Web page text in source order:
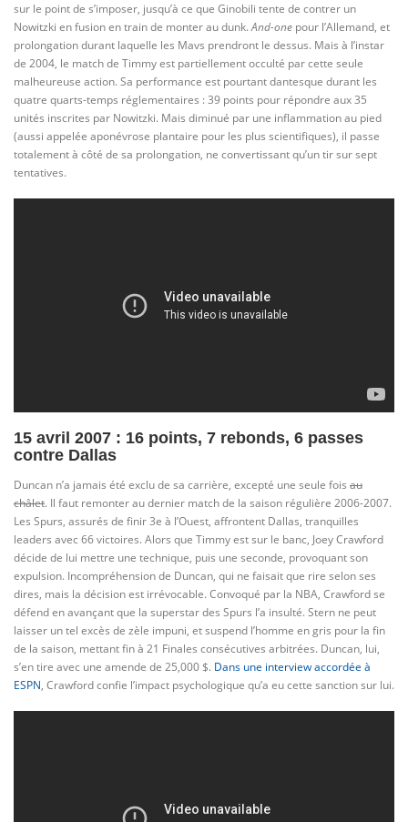
sur le point de s’imposer, jusqu’à ce que Ginobili tente de contrer un
Nowitzki en fusion en train de monter au dunk.And-one pour l’Allemand, et
prolongation durant laquelle les Mavs prendront le dessus. Mais à l’instar
de 2004, le match de Timmy est partiellement occulté par cette seule
malheureuse action. Sa performance est pourtant dantesque durant les
quatre quarts-temps réglementaires : 39 points pour répondre aux 35
unités inscrites par Nowitzki. Mais diminué par une inflammation au pied
(aussi appelée aponévrose plantaire pour les plus scientifiques), il passe
totalement à côté de sa prolongation, ne convertissant qu’un tir sur sept
tentatives.
15 avril 2007 : 16 points, 7 rebonds, 6 passes
contre Dallas
Duncan n’a jamais été exclu de sa carrière, excepté une seule fois au
châlet. Il faut remonter au dernier match de la saison régulière 2006-2007.
Les Spurs, assurés de finir 3e à l’Ouest, affrontent Dallas, tranquilles
leaders avec 66 victoires. Alors que Timmy est sur le banc, Joey Crawford
décide de lui mettre une technique, puis une seconde, provoquant son
expulsion. Incompréhension de Duncan, qui ne faisait que rire selon ses
dires, mais la décision est irrévocable. Convoqué par la NBA, Crawford se
défend en avançant que la superstar des Spurs l’a insulté. Stern ne peut
laisser un tel excès de zèle impuni, et suspend l’homme en gris pour la fin
de la saison, mettant fin à 21 Finales consécutives arbitrées. Duncan, lui,
s’en tire avec une amende de 25,000 $. Dans une interview accordée à
ESPN, Crawford confie l’impact psychologique qu’a eu cette sanction sur lui.